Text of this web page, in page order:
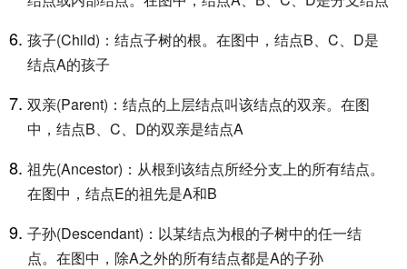
孩子(Child)：结点子树的根。在图中，结点B、C、D是
结点A的孩子
双亲(Parent)：结点的上层结点叫该结点的双亲。在图
中，结点B、C、D的双亲是结点A
祖先(Ancestor)：从根到该结点所经分支上的所有结点。
在图中，结点E的祖先是A和B
子孙(Descendant)：以某结点为根的子树中的任一结
点。在图中，除A之外的所有结点都是A的子孙